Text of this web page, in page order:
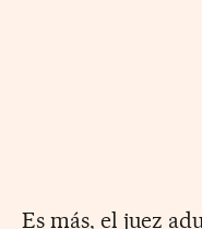
Es más, el juez